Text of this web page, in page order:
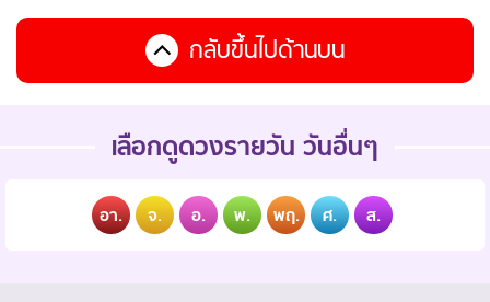
กลับขึ้นไปด้านบน
เลือกดูดวงรายวัน วันอื่นๆ
อา. จ. อ. พ. พฤ. ศ. ส.